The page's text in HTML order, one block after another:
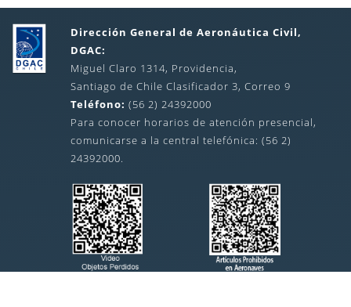
Dirección General de Aeronáutica Civil,
DGAC:
Miguel Claro 1314, Providencia,
Santiago de Chile Clasificador 3, Correo 9
Teléfono: (56 2) 24392000
Para conocer horarios de atención presencial,
comunicarse a la central telefónica: (56 2)
24392000.